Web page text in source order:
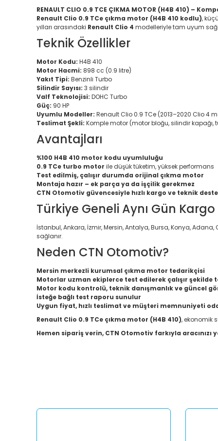
RENAULT CLIO 0.9 TCE ÇIKMA MOTOR (H4B 410) –
Renault Clio 0.9 TCe çıkma motor (H4B 410 kodlu),
yılları arasındaki Renault Clio 4 modelleriyle tam uyum
Teknik Özellikler
Motor Kodu: H4B 410
Motor Hacmi: 898 cc (0.9 litre)
Yakıt Tipi: Benzinli Turbo
Silindir Sayısı: 3 silindir
Valf Teknolojisi: DOHC Turbo
Güç: 90 HP
Uyumlu Modeller: Renault Clio 0.9 TCe (2013–2020 Clio 4
Teslimat Şekli: Komple motor (motor bloğu, silindir kapağı,
Avantajları
%100 H4B 410 motor kodu uyumluluğu
0.9 TCe turbo motor ile düşük tüketim, yüksek performans
Test edilmiş, çalışır durumda orijinal çıkma motor
Montaja hazır – ek parça ya da işçilik gerekmez
CTN Otomotiv güvencesiyle hızlı kargo ve teknik
Türkiye Geneli Aynı Gün Kargo
İstanbul, Ankara, İzmir, Mersin, Antalya, Bursa, Konya, Adana,
sağlanır.
Neden CTN Otomotiv?
Mersin merkezli kurumsal çıkma motor tedarikçisi
Motorlar uzman ekiplerce test edilerek çalışır şekilde
Motor kodu kontrolü, teknik danışmanlık ve güncel
İsteğe bağlı test raporu sunulur
Uygun fiyat, hızlı teslimat ve müşteri memnuniyeti
Renault Clio 0.9 TCe çıkma motor (H4B 410), ekonomik
Hemen sipariş verin, CTN Otomotiv farkıyla aracınızı
Ürün bilgilerinde hatalar bulunuyor.